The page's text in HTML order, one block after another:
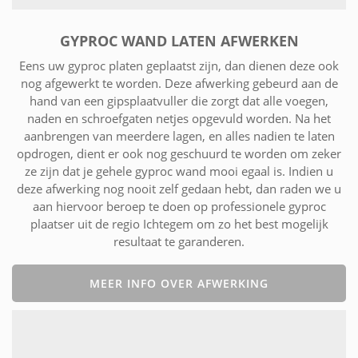
GYPROC WAND LATEN AFWERKEN
Eens uw gyproc platen geplaatst zijn, dan dienen deze ook
nog afgewerkt te worden. Deze afwerking gebeurd aan de
hand van een gipsplaatvuller die zorgt dat alle voegen,
naden en schroefgaten netjes opgevuld worden. Na het
aanbrengen van meerdere lagen, en alles nadien te laten
opdrogen, dient er ook nog geschuurd te worden om zeker
ze zijn dat je gehele gyproc wand mooi egaal is. Indien u
deze afwerking nog nooit zelf gedaan hebt, dan raden we u
aan hiervoor beroep te doen op professionele gyproc
plaatser uit de regio Ichtegem om zo het best mogelijk
resultaat te garanderen.
MEER INFO OVER AFWERKING